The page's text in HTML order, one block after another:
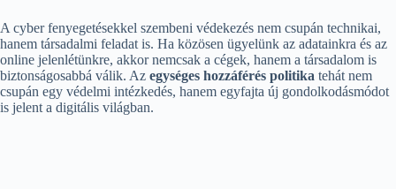
A cyber fenyegetésekkel szembeni védekezés nem csupán technikai,
hanem társadalmi feladat is. Ha közösen ügyelünk az adatainkra és az
online jelenlétünkre, akkor nemcsak a cégek, hanem a társadalom is
biztonságosabbá válik. Az egységes hozzáférés politika tehát nem
csupán egy védelmi intézkedés, hanem egyfajta új gondolkodásmódot
is jelent a digitális világban.